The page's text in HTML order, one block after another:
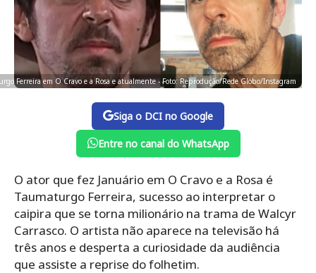
Ferreira em O Cravo e a Rosa e atualmente - Foto: Reprodução/Rede Globo/Instagram
Siga o DCI no Google
Entre no canal do WhatsApp
O ator que fez Januário em O Cravo e a Rosa é
Taumaturgo Ferreira, sucesso ao interpretar o
caipira que se torna milionário na trama de Walcyr
Carrasco. O artista não aparece na televisão há
três anos e desperta a curiosidade da audiência
que assiste a reprise do folhetim.